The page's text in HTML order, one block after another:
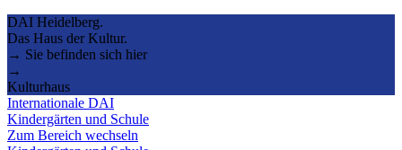
DAI Heidelberg.
Das Haus der Kultur.
→ Sie befinden sich hier
→
Kulturhaus
Internationale DAI
Kindergärten und Schule
Zum Bereich wechseln